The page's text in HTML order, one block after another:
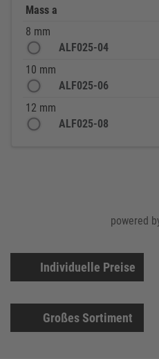
Mass a
8 mm
ALF025-04
10 mm
ALF025-06
12 mm
ALF025-08
Individuelle Preise
Großes Sortiment
powered